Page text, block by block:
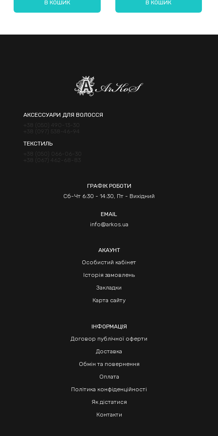
В КОШИК В КОШИК
АКСЕССУАРИ ДЛЯ ВОЛОССЯ
+38 (050) 490-13-30
+38 (097) 538-46-94
ТЕКСТИЛЬ
+38 (050) 066-06-30
+38 (067) 462-68-83
ГРАФІК РОБОТИ
Сб-Чт 6:30 - 14:30, Пт - Вихідний
EMAIL
info@arkos.ua
АКАУНТ
Особистий кабінет
Історія замовлень
Закладки
Карта сайту
ІНФОРМАЦІЯ
Договор публічної оферти
Доставка
Обмін та повернення
Оплата
Політика конфіденційності
Як дістатися
Контакти